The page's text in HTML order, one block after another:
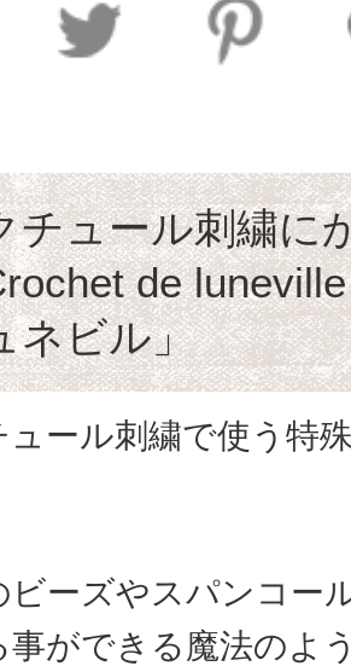
チュール刺繍に
de
ネビル」
ール刺繍で使う特
ビーズやスパンコー
事ができる魔法のよ